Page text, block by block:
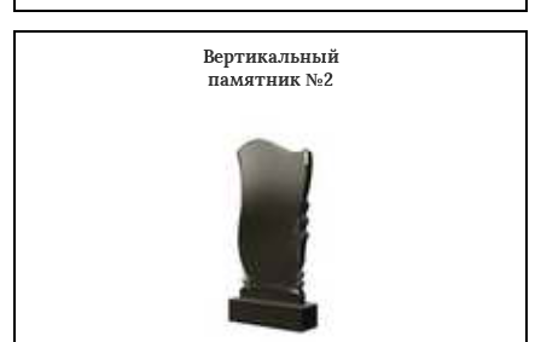
Вертикальный
памятник №2